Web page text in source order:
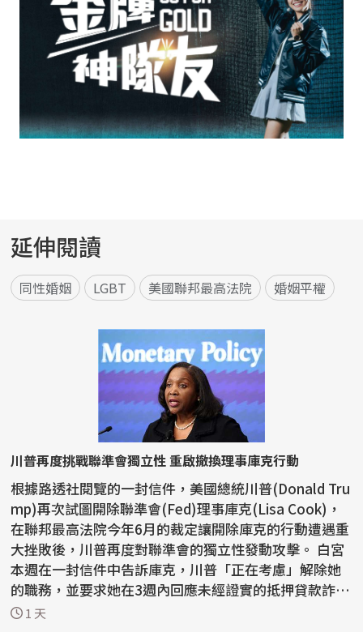
延伸閱讀
同性婚姻 LGBT 美國聯邦最高法院 婚姻平權
川普再度挑戰聯準會獨立性 重啟撤換理事庫克行動
根據路透社閱覽的一封信件，美國總統川普(Donald Tru
mp)再次試圖開除聯準會(Fed)理事庫克(Lisa Cook)，
在聯邦最高法院今年6月的裁定讓開除庫克的行動遭遇重
大挫敗後，川普再度對聯準會的獨立性發動攻擊。 白宮
本週在一封信件中告訴庫克，川普「正在考慮」解除她
的職務，並要求她在3週內回應未經證實的抵押貸款詐
欺...1 天